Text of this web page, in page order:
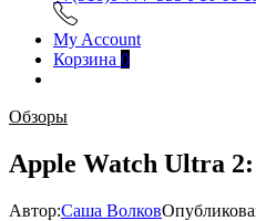
My Account
Корзина 0
Обзоры
Apple Watch Ultra
Автор:Саша Волков